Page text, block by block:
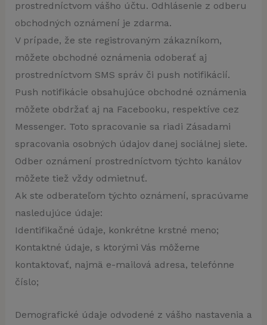
prostredníctvom vášho účtu. Odhlásenie z odberu
obchodných oznámení je zdarma.
V prípade, že ste registrovaným zákazníkom,
môžete obchodné oznámenia odoberať aj
prostredníctvom SMS správ či push notifikácií.
Push notifikácie obsahujúce obchodné oznámenia
môžete obdržať aj na Facebooku, respektíve cez
Messenger. Toto spracovanie sa riadi Zásadami
spracovania osobných údajov danej sociálnej siete.
Odber oznámení prostredníctvom týchto kanálov
môžete tiež vždy odmietnuť.
Ak ste odberateľom týchto oznámení, spracúvame
nasledujúce údaje:
Identifikačné údaje, konkrétne krstné meno;
Kontaktné údaje, s ktorými Vás môžeme
kontaktovať, najmä e-mailová adresa, telefónne
číslo;
Demografické údaje odvodené z vášho nastavenia a